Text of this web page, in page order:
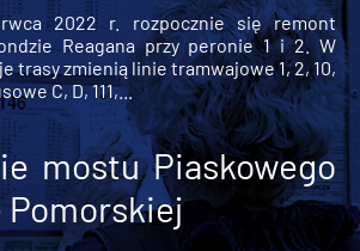
2022 r. rozpocznie się remont
Reagana przy peronie 1 i 2. W
trasy zmienią linie tramwajowe 1, 2, 10,
C, D, 111,...
mostu Piaskowego